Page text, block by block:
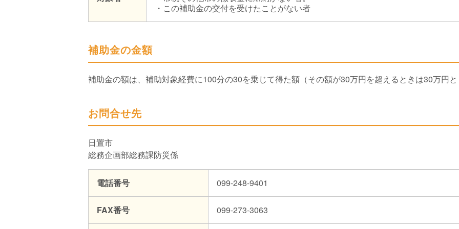
・この補助金の交付を受けたことがない者
補助金の金額
補助金の額は、補助対象経費に100分の30を乗じて得た額（その額が30万円を超えるときは30万円と
お問合せ先
日置市
総務企画部総務課防災係
電話番号 099-248-9401
FAX番号 099-273-3063